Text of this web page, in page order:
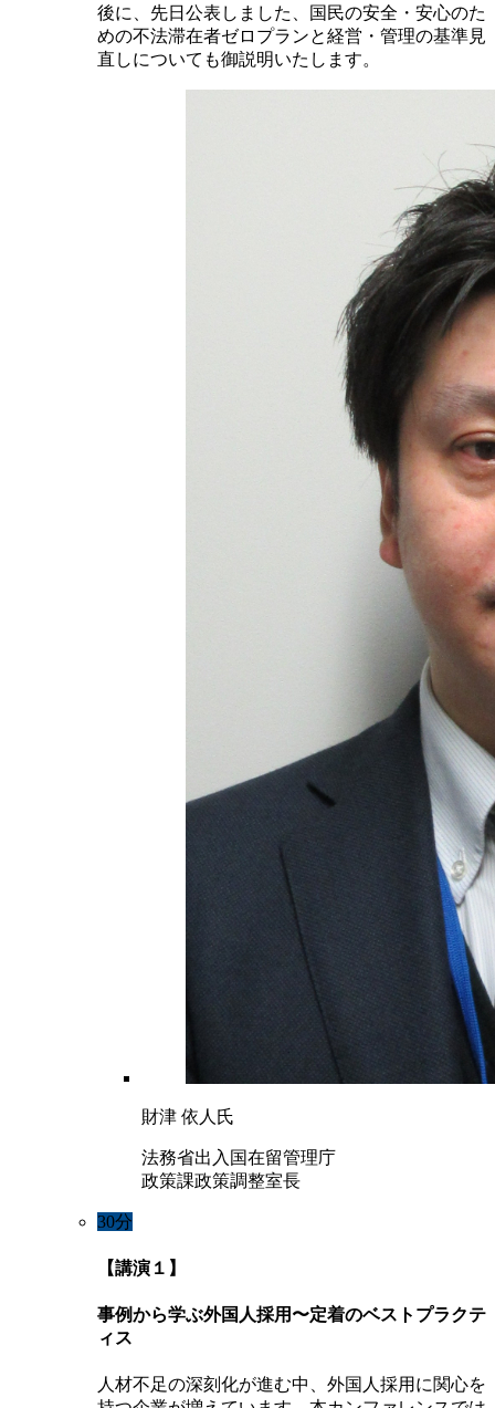
後に、先日公表しました、国民の安全・安心のた
めの不法滞在者ゼロプランと経営・管理の基準見
直しについても御説明いたします。
財津 依人氏
法務省出入国在留管理庁
政策課政策調整室長
30分
【講演１】
事例から学ぶ外国人採用〜定着のベストプラクテ
ィス
人材不足の深刻化が進む中、外国人採用に関心を